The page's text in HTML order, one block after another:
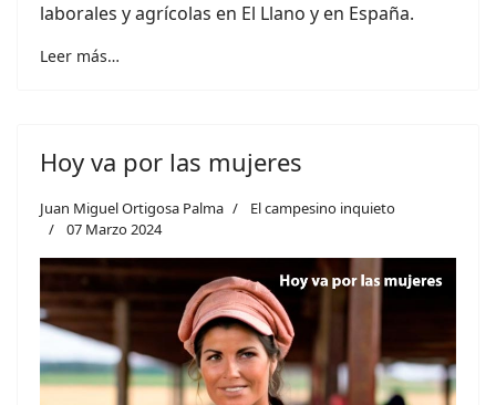
laborales y agrícolas en El Llano y en España.
Leer más…
Hoy va por las mujeres
Juan Miguel Ortigosa Palma
El campesino inquieto
07 Marzo 2024